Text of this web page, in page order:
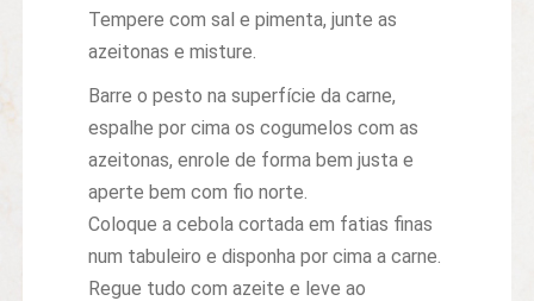
Tempere com sal e pimenta, junte as
azeitonas e misture.
Barre o pesto na superfície da carne,
espalhe por cima os cogumelos com as
azeitonas, enrole de forma bem justa e
aperte bem com fio norte.
Coloque a cebola cortada em fatias finas
num tabuleiro e disponha por cima a carne.
Regue tudo com azeite e leve ao